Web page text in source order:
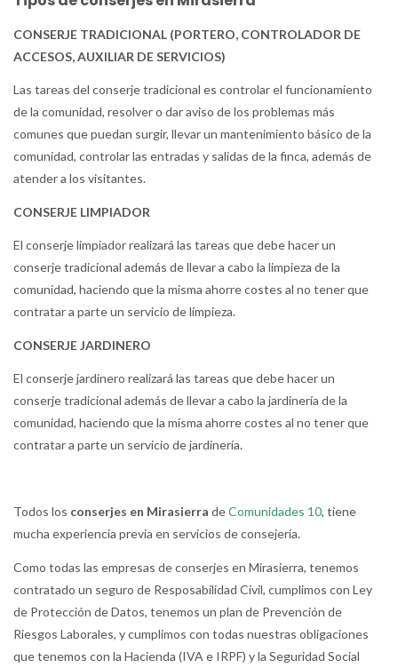
CONSERJE TRADICIONAL (PORTERO, CONTROLADOR DE
ACCESOS, AUXILIAR DE SERVICIOS)
Las tareas del conserje tradicional es controlar el funcionamiento
de la comunidad, resolver o dar aviso de los problemas más
comunes que puedan surgir, llevar un mantenimiento básico de la
comunidad, controlar las entradas y salidas de la finca, además de
atender a los visitantes.
CONSERJE LIMPIADOR
El conserje limpiador realizará las tareas que debe hacer un
conserje tradicional además de llevar a cabo la limpieza de la
comunidad, haciendo que la misma ahorre costes al no tener que
contratar a parte un servicio de limpieza.
CONSERJE JARDINERO
El conserje jardinero realizará las tareas que debe hacer un
conserje tradicional además de llevar a cabo la jardinería de la
comunidad, haciendo que la misma ahorre costes al no tener que
contratar a parte un servicio de jardinería.
Todos los conserjes en Mirasierra deComunidades 10, tiene
mucha experiencia previa en servicios de consejería.
Como todas las empresas de conserjes en Mirasierra, tenemos
contratado un seguro de Resposabilidad Civil, cumplimos con Ley
de Protección de Datos, tenemos un plan de Prevención de
Riesgos Laborales, y cumplimos con todas nuestras obligaciones
que tenemos con la Hacienda (IVA e IRPF) y la Seguridad Social